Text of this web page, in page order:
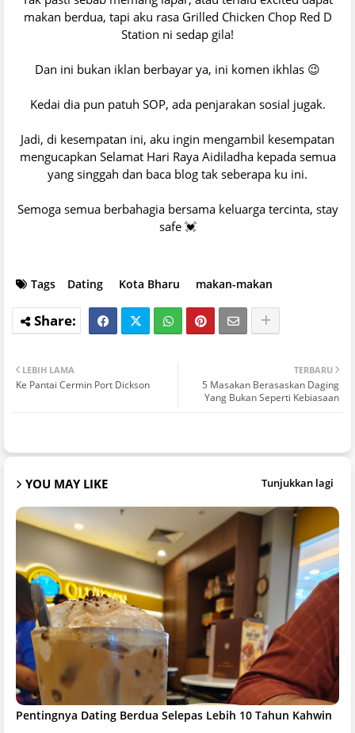
makan berdua, tapi aku rasa Grilled Chicken Chop Red D
Station ni sedap gila!
Dan ini bukan iklan berbayar ya, ini komen ikhlas 😉
Kedai dia pun patuh SOP, ada penjarakan sosial jugak.
Jadi, di kesempatan ini, aku ingin mengambil kesempatan
mengucapkan Selamat Hari Raya Aidiladha kepada semua
yang singgah dan baca blog tak seberapa ku ini.
Semoga semua berbahagia bersama keluarga tercinta, stay
safe 💓
Tags Dating Kota Bharu makan-makan
TERBARU
5 Masakan Berasaskan Daging
Yang Bukan Seperti Kebiasaan
LEBIH LAMA
Ke Pantai Cermin Port Dickson
YOU MAY LIKE Tunjukkan lagi
Pentingnya Dating Berdua Selepas Lebih 10 Tahun Kahwin